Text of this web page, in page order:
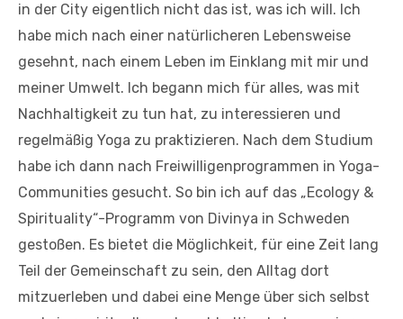
in der City eigentlich nicht das ist, was ich will. Ich
habe mich nach einer natürlicheren Lebensweise
gesehnt, nach einem Leben im Einklang mit mir und
meiner Umwelt. Ich begann mich für alles, was mit
Nachhaltigkeit zu tun hat, zu interessieren und
regelmäßig Yoga zu praktizieren. Nach dem Studium
habe ich dann nach Freiwilligenprogrammen in Yoga-
Communities gesucht. So bin ich auf das „Ecology &
Spirituality“-Programm von Divinya in Schweden
gestoßen. Es bietet die Möglichkeit, für eine Zeit lang
Teil der Gemeinschaft zu sein, den Alltag dort
mitzuerleben und dabei eine Menge über sich selbst